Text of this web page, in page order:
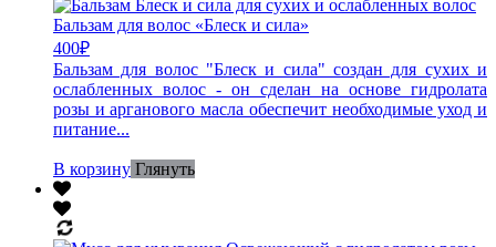
Бальзам для волос «Блеск и сила»
400₽
Бальзам для волос "Блеск и сила" создан для сухих и
ослабленных волос - он сделан на основе гидролата
розы и арганового масла обеспечит необходимые уход и
питание...
В корзину Глянуть